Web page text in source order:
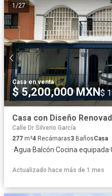
1 /27
Casa·en venta
$ 5,200,000 MXN$
Calle Dr Silverio García
277 m²4 Recámaras3 BañosCasa
·Agua·Balcón·Cocina equipada·
Actualizado hace más de 1 mes